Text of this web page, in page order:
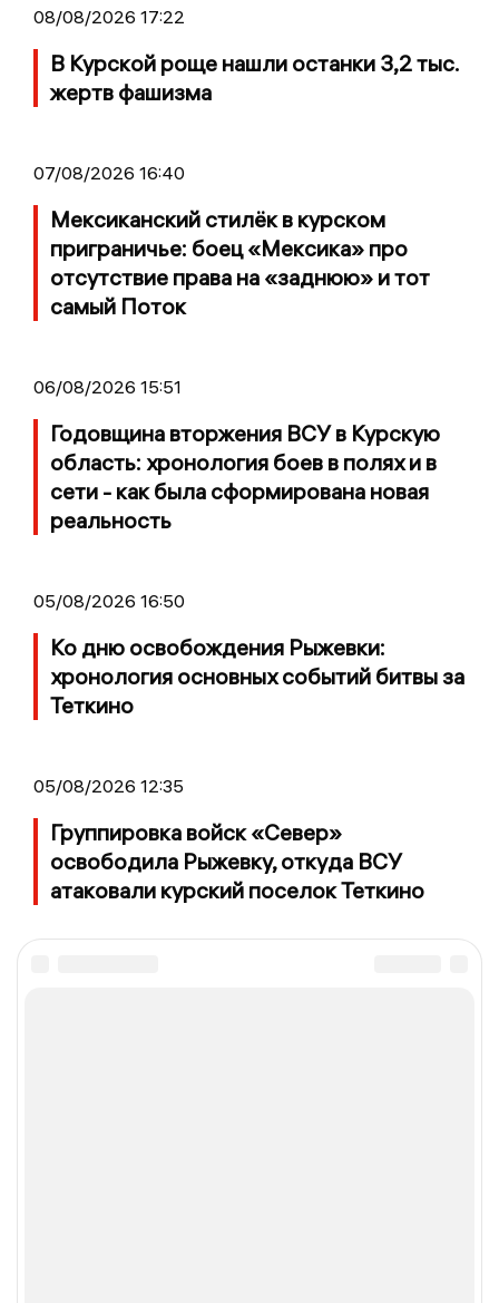
08/08/2026 17:22
В Курской роще нашли останки 3,2 тыс.
жертв фашизма
07/08/2026 16:40
Мексиканский стилёк в курском
приграничье: боец «Мексика» про
отсутствие права на «заднюю» и тот
самый Поток
06/08/2026 15:51
Годовщина вторжения ВСУ в Курскую
область: хронология боев в полях и в
сети - как была сформирована новая
реальность
05/08/2026 16:50
Ко дню освобождения Рыжевки:
хронология основных событий битвы за
Теткино
05/08/2026 12:35
Группировка войск «Север»
освободила Рыжевку, откуда ВСУ
атаковали курский поселок Теткино